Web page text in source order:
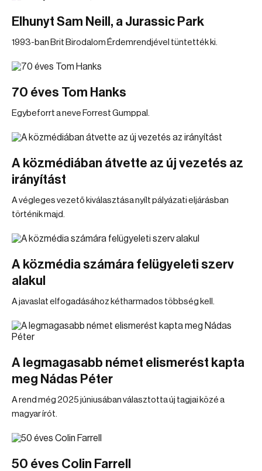
Elhunyt Sam Neill, a Jurassic Park
1993-ban Brit Birodalom Érdemrendjével tüntették ki.
70 éves Tom Hanks
Egybeforrt a neve Forrest Gumppal.
A közmédiában átvette az új vezetés az
irányítást
A végleges vezető kiválasztása nyílt pályázati eljárásban
történik majd.
A közmédia számára felügyeleti szerv
alakul
A javaslat elfogadásához kétharmados többség kell.
A legmagasabb német elismerést kapta
meg Nádas Péter
A rend még 2025 júniusában választotta új tagjai közé a
magyar írót.
50 éves Colin Farrell